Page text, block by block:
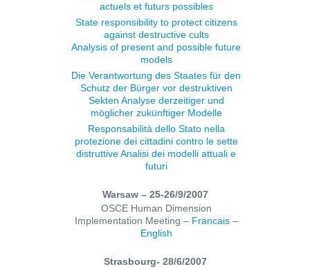
actuels et futurs possibles
State responsibility to protect citizens
against destructive cults
Analysis of present and possible future
models
Die Verantwortung des Staates für den
Schutz der Bürger vor destruktiven
Sekten Analyse derzeitiger und
möglicher zukünftiger Modelle
Responsabilità dello Stato nella
protezione dei cittadini contro le sette
distruttive Analisi dei modelli attuali e
futuri
Warsaw – 25-26/9/2007
OSCE Human Dimension
Implementation Meeting – Francais–
English
Strasbourg- 28/6/2007